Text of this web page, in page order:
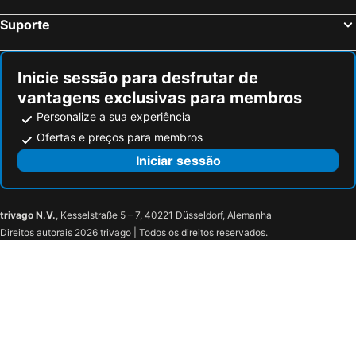
Eurostopas
John & Will Silo-Hotel by Guldsmeden
Garner Hotel Bremen North by IHG
Suporte
Inicie sessão para desfrutar de
vantagens exclusivas para membros
Personalize a sua experiência
Ofertas e preços para membros
Iniciar sessão
trivago N.V., Kesselstraße 5 – 7, 40221 Düsseldorf, Alemanha
Direitos autorais 2026 trivago | Todos os direitos reservados.